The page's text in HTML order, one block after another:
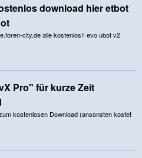
download hier etbot
city.de alle kostenlos!! evo ubot v2
Pro" für kurze Zeit
kostenlosen Download (ansonsten kostet